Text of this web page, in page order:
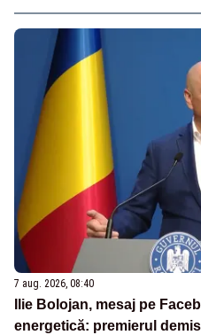
7 aug. 2026, 08:40
Ilie Bolojan, mesaj pe
energetică: premierul